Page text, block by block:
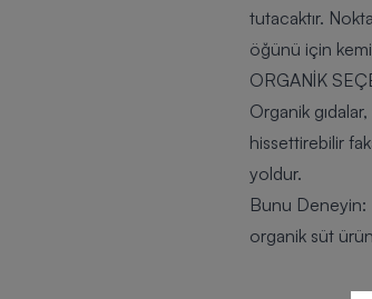
tutacaktır.
öğünü için
ORGANİK
Organik
hissettirebilir
yoldur.
Bunu Deneyin:
organik süt